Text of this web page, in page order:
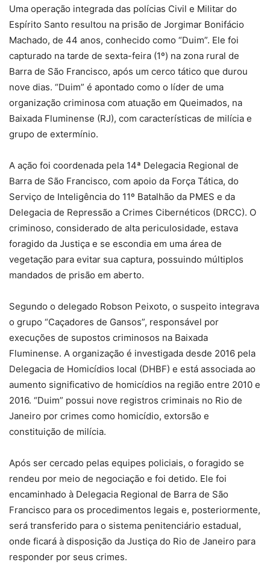
Uma operação integrada das polícias Civil e Militar do
Espírito Santo resultou na prisão de Jorgimar Bonifácio
Machado, de 44 anos, conhecido como “Duim”. Ele foi
capturado na tarde de sexta-feira (1º) na zona rural de
Barra de São Francisco, após um cerco tático que durou
nove dias. “Duim” é apontado como o líder de uma
organização criminosa com atuação em Queimados, na
Baixada Fluminense (RJ), com características de milícia e
grupo de extermínio.
A ação foi coordenada pela 14ª Delegacia Regional de
Barra de São Francisco, com apoio da Força Tática, do
Serviço de Inteligência do 11º Batalhão da PMES e da
Delegacia de Repressão a Crimes Cibernéticos (DRCC). O
criminoso, considerado de alta periculosidade, estava
foragido da Justiça e se escondia em uma área de
vegetação para evitar sua captura, possuindo múltiplos
mandados de prisão em aberto.
Segundo o delegado Robson Peixoto, o suspeito integrava
o grupo “Caçadores de Gansos”, responsável por
execuções de supostos criminosos na Baixada
Fluminense. A organização é investigada desde 2016 pela
Delegacia de Homicídios local (DHBF) e está associada ao
aumento significativo de homicídios na região entre 2010 e
2016. “Duim” possui nove registros criminais no Rio de
Janeiro por crimes como homicídio, extorsão e
constituição de milícia.
Após ser cercado pelas equipes policiais, o foragido se
rendeu por meio de negociação e foi detido. Ele foi
encaminhado à Delegacia Regional de Barra de São
Francisco para os procedimentos legais e, posteriormente,
será transferido para o sistema penitenciário estadual,
onde ficará à disposição da Justiça do Rio de Janeiro para
responder por seus crimes.